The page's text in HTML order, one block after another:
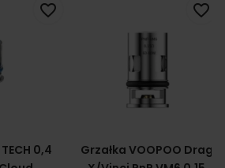
0,4
favorite_border
Grzałka VOOPOO Drag
favorite_border